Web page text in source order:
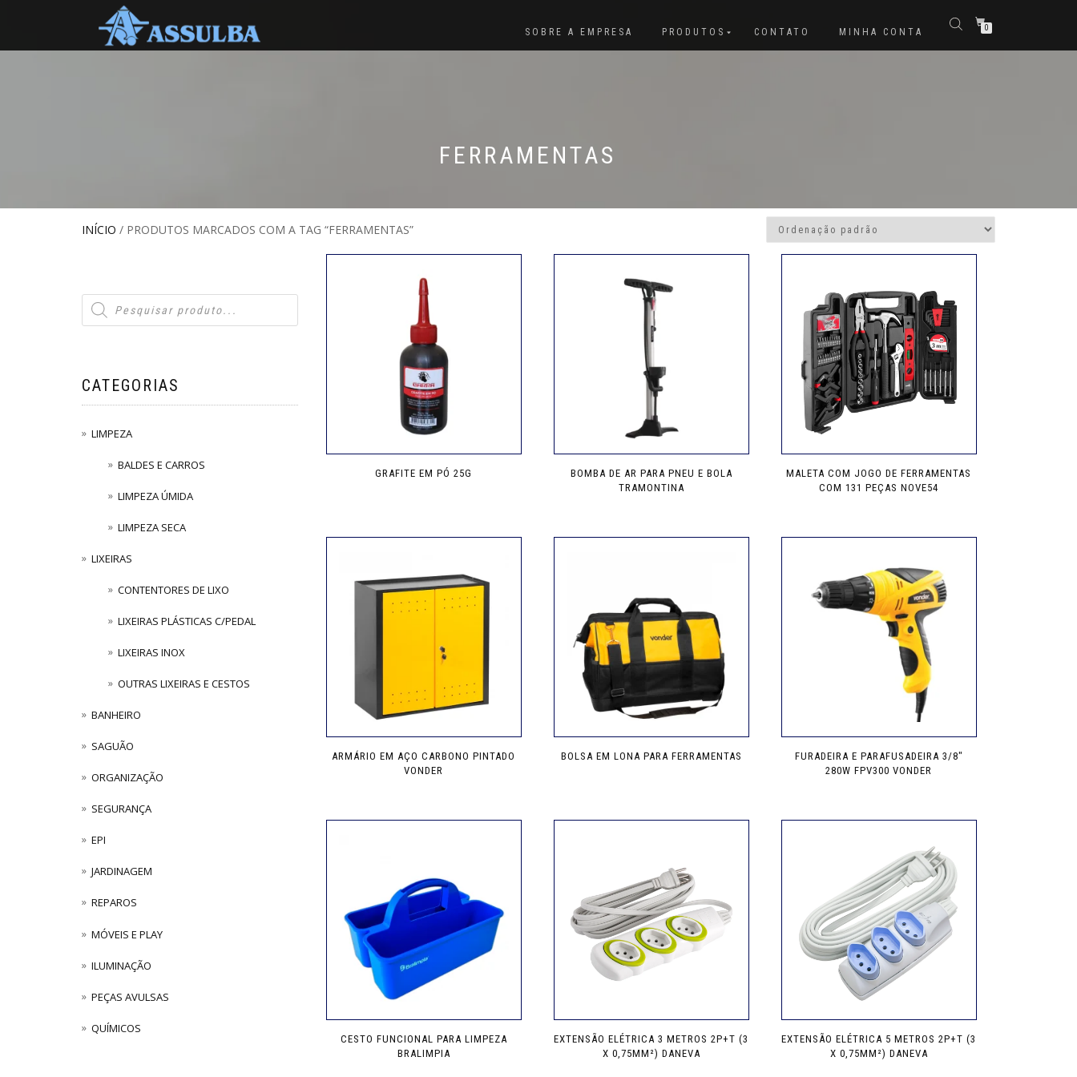
SOBRE A EMPRESA PRODUTOS CONTATO MINHA CONTA 0
FERRAMENTAS
INÍCIO / PRODUTOS MARCADOS COM A TAG “FERRAMENTAS”
GRAFITE EM PÓ 25G
BOMBA DE AR PARA PNEU E BOLA
TRAMONTINA
MALETA COM JOGO DE FERRAMENTAS
COM 131 PEÇAS NOVE54
ARMÁRIO EM AÇO CARBONO PINTADO
VONDER
BOLSA EM LONA PARA FERRAMENTAS
FURADEIRA E PARAFUSADEIRA 3/8″
280W FPV300 VONDER
CESTO FUNCIONAL PARA LIMPEZA
BRALIMPIA
EXTENSÃO ELÉTRICA 3 METROS 2P+T (3
X 0,75MM²) DANEVA
EXTENSÃO ELÉTRICA 5 METROS 2P+T (3
X 0,75MM²) DANEVA
CATEGORIAS
LIMPEZA
BALDES E CARROS
LIMPEZA ÚMIDA
LIMPEZA SECA
LIXEIRAS
CONTENTORES DE LIXO
LIXEIRAS PLÁSTICAS C/PEDAL
LIXEIRAS INOX
OUTRAS LIXEIRAS E CESTOS
BANHEIRO
SAGUÃO
ORGANIZAÇÃO
SEGURANÇA
EPI
JARDINAGEM
REPAROS
MÓVEIS E PLAY
ILUMINAÇÃO
PEÇAS AVULSAS
QUÍMICOS